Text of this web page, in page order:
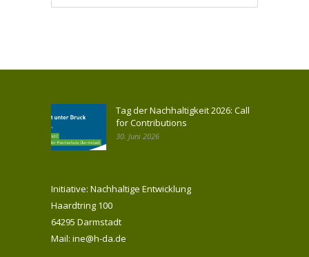
Tag der Nachhaltigkeit 2026: Call
for Contributions
30. Juni 2026
Initiative: Nachhaltige Entwicklung
Haardtring 100
64295 Darmstadt
Mail: ine@h-da.de